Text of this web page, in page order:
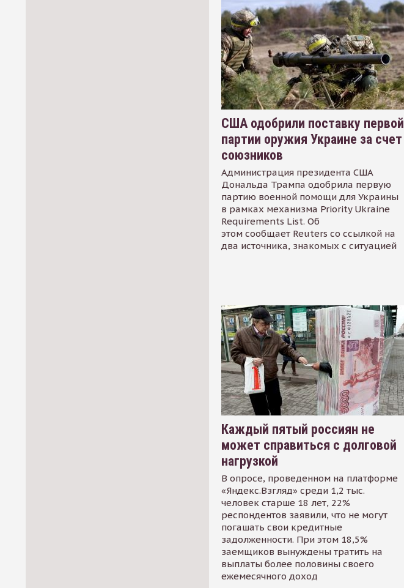
США одобрили поставку первой
партии оружия Украине за счет
союзников
Администрация президента США
Дональда Трампа одобрила первую
партию военной помощи для Украины
в рамках механизма Priority Ukraine
Requirements List. Об
этом сообщает Reuters со ссылкой на
два источника, знакомых с ситуацией
Каждый пятый россиян не
может справиться с долговой
нагрузкой
В опросе, проведенном на платформе
«Яндекс.Взгляд» среди 1,2 тыс.
человек старше 18 лет, 22%
респондентов заявили, что не могут
погашать свои кредитные
задолженности. При этом 18,5%
заемщиков вынуждены тратить на
выплаты более половины своего
ежемесячного доход